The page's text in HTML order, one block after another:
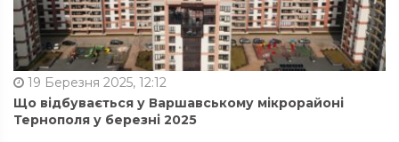
19 Березня 2025, 12:12
Що відбувається у Варшавському мікрорайоні
Тернополя у березні 2025